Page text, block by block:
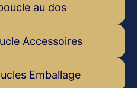
au dos
Accessoires
Emballage